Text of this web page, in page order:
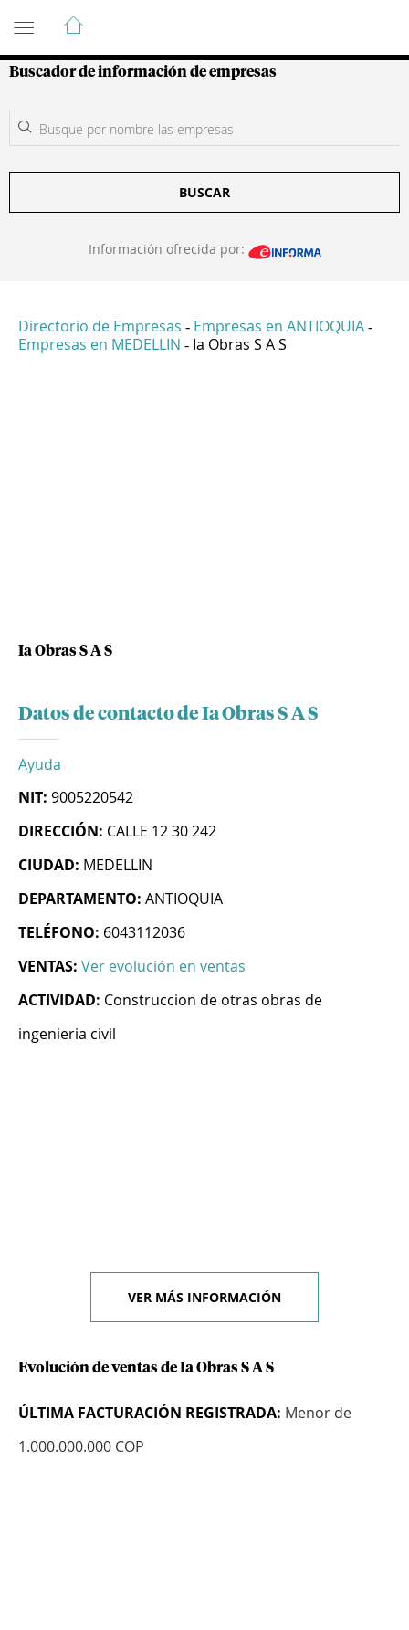
Guía de Empresas Colombianas
Buscador de información de empresas
BUSCAR
Información ofrecida por:
Directorio de Empresas - Empresas en ANTIOQUIA -
Empresas en MEDELLIN - Ia Obras S A S
Ia Obras S A S
Datos de contacto de Ia Obras S A S
Ayuda
NIT: 9005220542
DIRECCIÓN: CALLE 12 30 242
CIUDAD: MEDELLIN
DEPARTAMENTO: ANTIOQUIA
TELÉFONO: 6043112036
VENTAS: Ver evolución en ventas
ACTIVIDAD: Construccion de otras obras de
ingenieria civil
VER MÁS INFORMACIÓN
Evolución de ventas de Ia Obras S A S
ÚLTIMA FACTURACIÓN REGISTRADA: Menor de
1.000.000.000 COP